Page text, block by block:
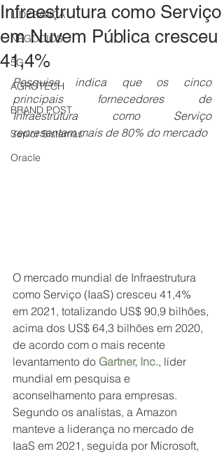
LIDERANÇA
NEGÓCIOS
5G
AGROTECH
BRAND POST
Senior Sistemas
Oracle
Infraestrutura como Serviço
em Nuvem Pública cresceu
41,4%
Pesquisa indica que os cinco
principais fornecedores de
Infraestrutura como Serviço
representam mais de 80% do mercado
O mercado mundial de Infraestrutura
como Serviço (IaaS) cresceu 41,4%
em 2021, totalizando US$ 90,9 bilhões,
acima dos US$ 64,3 bilhões em 2020,
de acordo com o mais recente
levantamento do Gartner, Inc., líder
mundial em pesquisa e
aconselhamento para empresas.
Segundo os analistas, a Amazon
manteve a liderança no mercado de
IaaS em 2021, seguida por Microsoft,